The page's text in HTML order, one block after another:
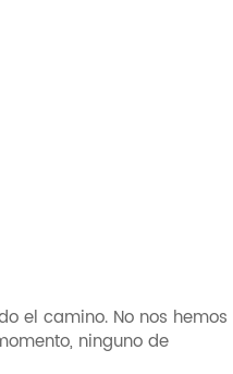
el camino. No nos hemos
ninguno de